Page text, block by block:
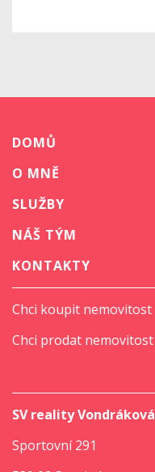
DOMŮ
O MNĚ
SLUŽBY
NÁŠ TÝM
KONTAKTY
Chci koupit nemovitost
Chci prodat nemovitost
SV reality Vondráková
Sportovní 291